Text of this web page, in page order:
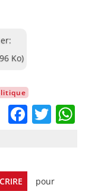
Ko)
pour